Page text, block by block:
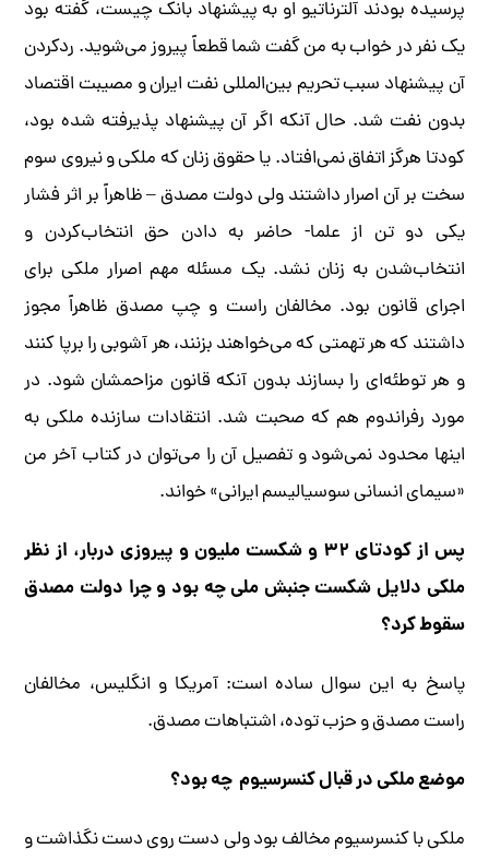
پرسیده بودند آلترناتیو او به پیشنهاد بانک چیست، گفته بود
یک نفر در خواب به من گفت شما قطعاً پیروز می‌شوید. ردکردن
آن پیشنهاد سبب تحریم بین‌المللی نفت ایران و مصیبت اقتصاد
بدون نفت شد. حال آنکه اگر آن پیشنهاد پذیرفته شده بود،
کودتا هرگز اتفاق نمی‌افتاد. یا حقوق زنان که ملکی و نیروی سوم
سخت بر آن اصرار داشتند ولی دولت مصدق – ظاهراً بر اثر فشار
یکی دو تن از علما- حاضر به دادن حق انتخاب‌کردن و
انتخاب‌شدن به زنان نشد. یک مسئله مهم اصرار ملکی برای
اجرای قانون بود. مخالفان راست و چپ مصدق ظاهراً مجوز
داشتند که هر تهمتی که می‌خواهند بزنند، هر آشوبی را برپا کنند
و هر توطئه‌ای را بسازند بدون آنکه قانون مزاحمشان شود. در
مورد رفراندوم هم که صحبت شد. انتقادات سازنده ملکی به
اینها محدود نمی‌شود و تفصیل آن را می‌توان در کتاب آخر من
«سیمای انسانی سوسیالیسم ایرانی» خواند.
پس از کودتای ۳۲ و شکست ملیون و پیروزی دربار، از نظر
ملکی دلایل شکست جنبش ملی چه بود و چرا دولت مصدق
سقوط کرد؟
پاسخ به این سوال ساده است: آمریکا و انگلیس، مخالفان
راست مصدق و حزب توده، اشتباهات مصدق.
موضع ملکی در قبال کنسرسیوم چه بود؟
ملکی با کنسرسیوم مخالف بود ولی دست روی دست نگذاشت و